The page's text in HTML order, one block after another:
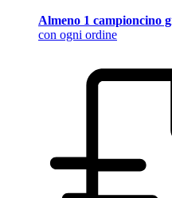
Almeno 1 campioncino
con ogni ordine